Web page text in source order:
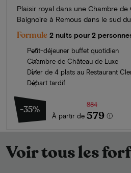
Plaisir royal dans une Chambre
Baignoire à Remous dans le sud
Formule 2 nuits pour 2
Petit-déjeuner buffet quotidien
Chambre de Château de Luxe
Dîner de 4 plats au Restaurant
Départ tardif
-35%
À partir de
884
579
Voir tous les